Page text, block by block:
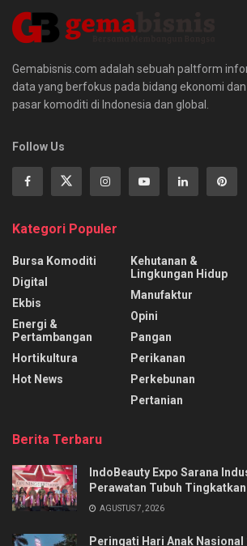
Gemabisnis.com adalah sebuah paltform
data yang berfokus pada bidang ekonomi
pasar komoditi di Indonesia dan global.
Follow Us
Kategori Populer
Bursa Komoditi
Digital
Ekbis
Energi &
Pertambangan
Hortikultura
Hot News
Kehutanan &
Lingkungan Hidup
Manufaktur
Opini
Pangan
Perikanan
Perkebunan
Pertanian
Berita Terbaru
IndoBeauty Expo Sarana
Perawatan Tubuh
AGUSTUS 7, 2026
Peringati Hari Anak